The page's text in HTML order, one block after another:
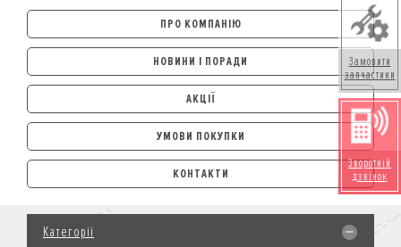
ПРО КОМПАНІЮ
НОВИНИ І ПОРАДИ
АКЦІЇ
УМОВИ ПОКУПКИ
АВТОМОБІЛІ
ЛІЗИНГ
КРЕДИТ
СТРАХУВАННЯ
КОНТАКТИ
Замовити
запчастини
Зворотній
дзвінок
Категорії